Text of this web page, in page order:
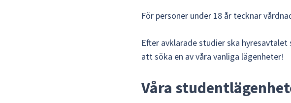
För personer under 18 år tecknar
Efter avklarade studier ska
att söka en av våra vanliga lägenheter!
Våra